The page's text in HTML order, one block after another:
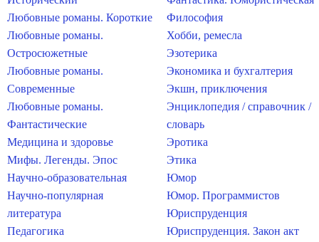
Любовные романы. Короткие
Любовные романы.
Остросюжетные
Любовные романы.
Современные
Любовные романы.
Фантастические
Медицина и здоровье
Мифы. Легенды. Эпос
Научно-образовательная
Научно-популярная
литература
Педагогика
Философия
Хобби, ремесла
Эзотерика
Экономика и бухгалтерия
Экшн, приключения
Энциклопедия / справочник /
словарь
Эротика
Этика
Юмор
Юмор. Программистов
Юриспруденция
Юриспруденция. Закон акт